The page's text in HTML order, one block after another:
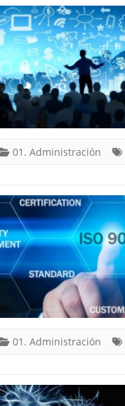
01. Administración
01. Administración